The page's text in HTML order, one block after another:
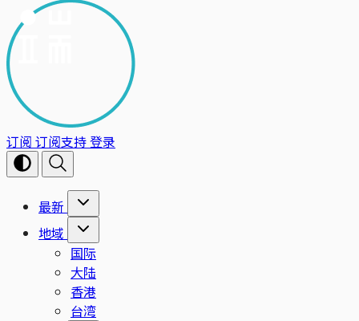
订阅 订阅支持登录
最新
地域
国际
大陆
香港
台湾